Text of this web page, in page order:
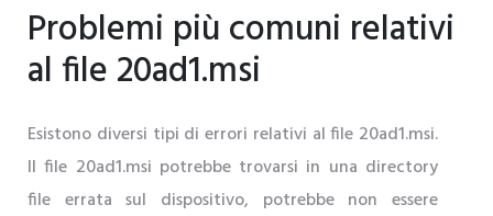
Problemi più comuni relativi
al file 20ad1.msi
Esistono diversi tipi di errori relativi al file 20ad1.msi.
Il file 20ad1.msi potrebbe trovarsi in una directory
file errata sul dispositivo, potrebbe non essere